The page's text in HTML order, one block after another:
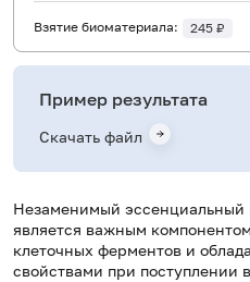
Незаменимый эссенциальный
является важным
клеточных ферментов и
свойствами при поступлении
Взятие биоматериала: 245 ₽
Пример результата
Скачать файл